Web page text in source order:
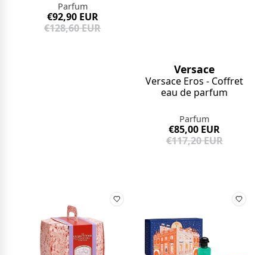
Parfum
€92,90 EUR
€128,60 EUR
Versace
Versace Eros - Coffret
eau de parfum
Parfum
€85,00 EUR
€117,20 EUR